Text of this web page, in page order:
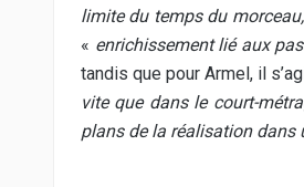
limite du temps du
« enrichissement lié aux
tandis que pour Armel, il
vite que dans le court-
plans de la réalisation dans